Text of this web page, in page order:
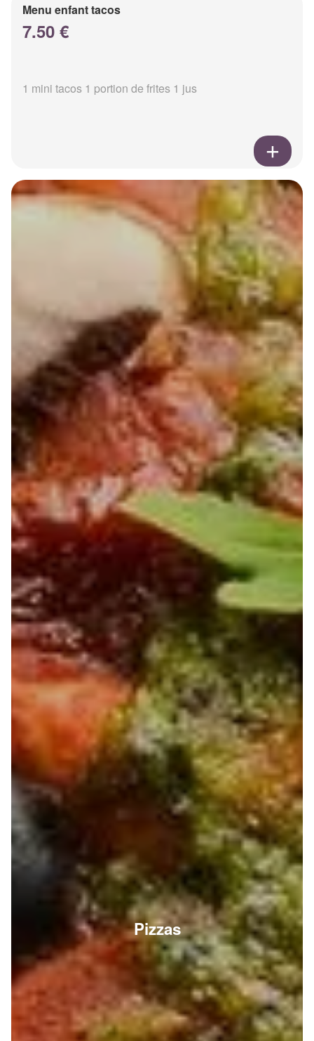
Menu enfant tacos
7.50 €
1 mini tacos 1 portion de frites 1 jus
Pizzas